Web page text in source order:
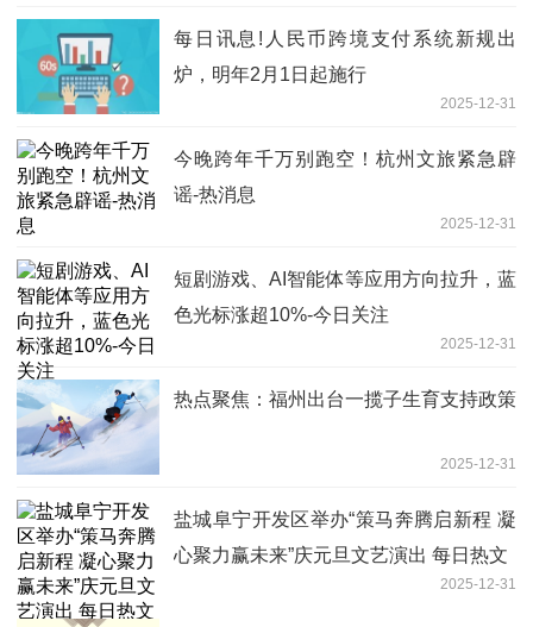
每日讯息!人民币跨境支付系统新规出
炉，明年2月1日起施行
2025-12-31
今晚跨年千万别跑空！杭州文旅紧急辟
谣-热消息
2025-12-31
短剧游戏、AI智能体等应用方向拉升，蓝
色光标涨超10%-今日关注
2025-12-31
热点聚焦：福州出台一揽子生育支持政策
2025-12-31
盐城阜宁开发区举办“策马奔腾启新程 凝
心聚力赢未来”庆元旦文艺演出 每日热文
2025-12-31